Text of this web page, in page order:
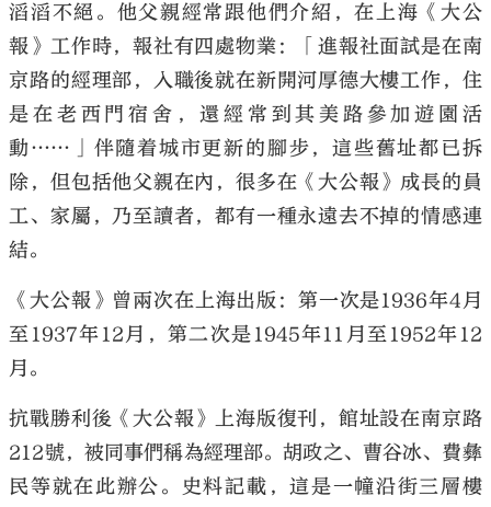
滔滔不絕。他父親經常跟他們介紹，在上海《大公
報》工作時，報社有四處物業：「進報社面試是在南
京路的經理部，入職後就在新開河厚德大樓工作，住
是在老西門宿舍，還經常到其美路參加遊園活
動……」伴隨着城市更新的腳步，這些舊址都已拆
除，但包括他父親在內，很多在《大公報》成長的員
工、家屬，乃至讀者，都有一種永遠去不掉的情感連
結。
《大公報》曾兩次在上海出版：第一次是1936年4月
至1937年12月，第二次是1945年11月至1952年12
月。
抗戰勝利後《大公報》上海版復刊，館址設在南京路
212號，被同事們稱為經理部。胡政之、曹谷冰、費彝
民等就在此辦公。史料記載，這是一幢沿街三層樓